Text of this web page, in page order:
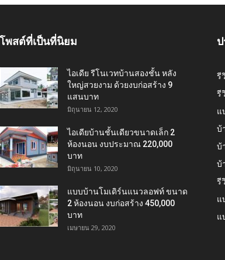
โพสต์ที่เป็นที่นิยม
ไอเดีย รีโนเวทบ้านสองชั้น หลัง
ใหญ่สวยงาม ด้วยงบก่อสร้าง 9
แสนบาท
มิถุนายน 12, 2020
ไอเดียบ้านชั้นเดียวขนาดเล็ก 2
ห้องนอน งบประมาณ 220,000
บาท
มิถุนายน 10, 2020
แบบบ้านโมเดิร์นแนวลอฟท์ ขนาด
2 ห้องนอน งบก่อสร้าง 450,000
บาท
เมษายน 29, 2020
รี
รี
แ
บ้
บ้
บ้
รี
แ
แ